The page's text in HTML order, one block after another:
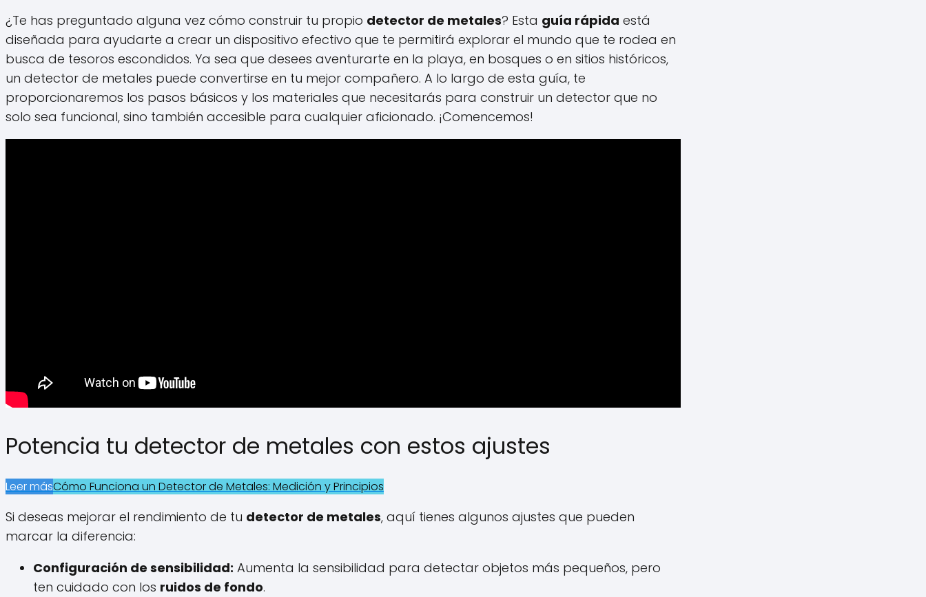
¿Te has preguntado alguna vez cómo construir tu propio detector de metales? Esta guía rápida está
diseñada para ayudarte a crear un dispositivo efectivo que te permitirá explorar el mundo que te rodea en
busca de tesoros escondidos. Ya sea que desees aventurarte en la playa, en bosques o en sitios históricos,
un detector de metales puede convertirse en tu mejor compañero. A lo largo de esta guía, te
proporcionaremos los pasos básicos y los materiales que necesitarás para construir un detector que no
solo sea funcional, sino también accesible para cualquier aficionado. ¡Comencemos!
Potencia tu detector de metales con estos ajustes
Leer másCómo Funciona un Detector de Metales: Medición y Principios
Si deseas mejorar el rendimiento de tu detector de metales, aquí tienes algunos ajustes que pueden
marcar la diferencia:
Configuración de sensibilidad: Aumenta la sensibilidad para detectar objetos más pequeños, pero
ten cuidado con los ruidos de fondo.